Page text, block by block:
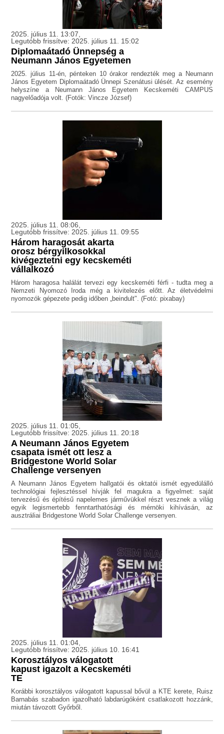
2025. július 11. 13:07,
Legutóbb frissítve: 2025. július 11. 15:02
Diplomaátadó Ünnepség a
Neumann János Egyetemen
2025. július 11-én, pénteken 10 órakor rendezték meg a Neumann
János Egyetem Diplomaátadó Ünnepi Szenátusi ülését. Az esemény
helyszíne a Neumann János Egyetem Kecskeméti CAMPUS
nagyelőadója volt. (Fotók: Vincze József)
2025. július 11. 08:06,
Legutóbb frissítve: 2025. július 11. 09:55
Három haragosát akarta
orosz bérgyilkosokkal
kivégeztetni egy kecskeméti
vállalkozó
Három haragosa halálát tervezi egy kecskeméti férfi - tudta meg a
Nemzeti Nyomozó Iroda még a kivitelezés előtt. Az életvédelmi
nyomozók gépezete pedig időben „beindult". (Fotó: pixabay)
2025. július 11. 01:05,
Legutóbb frissítve: 2025. július 11. 20:18
A Neumann János Egyetem
csapata ismét ott lesz a
Bridgestone World Solar
Challenge versenyen
A Neumann János Egyetem hallgatói és oktatói ismét egyedülálló
technológiai fejlesztéssel hívják fel magukra a figyelmet: saját
tervezésű és építésű napelemes járművükkel részt vesznek a világ
egyik legismertebb fenntarthatósági és mérnöki kihívásán, az
ausztráliai Bridgestone World Solar Challenge versenyen.
2025. július 11. 01:04,
Legutóbb frissítve: 2025. július 10. 16:41
Korosztályos válogatott
kapust igazolt a Kecskeméti
TE
Korábbi korosztályos válogatott kapussal bővül a KTE kerete, Ruisz
Barnabás szabadon igazolható labdarúgóként csatlakozott hozzánk,
miután távozott Győrből.